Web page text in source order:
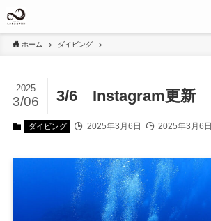
ホーム ダイビング
3/6 Instagram更新
2025
3/06
ダイビング 2025年3月6日 2025年3月6日